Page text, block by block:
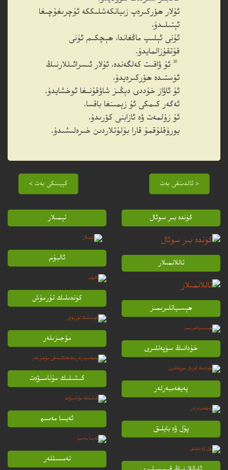
ئۇلار ھۆركىرەپ زىيانكەشلىككە ئۇچرىغۇچىغا
ئېتىلىدۇ،
ئۇنى ئېلىپ ماڭغاندا، ھېچكىم ئۇنى
قۇتقۇزالمايدۇ.
30 ئۇ ۋاقىت كەلگەندە، ئۇلار ئىسرائىللارنىڭ
ئۈستىدە ھۆركىرەيدۇ،
ئۇ ئاۋاز خۇددى دېڭىز شاۋقۇنىغا ئوخشايدۇ.
ئەگەر كىمكى ئۇ زېمىنغا باقسا،
ئۇ زۇلمەت ۋە ئازابنى كۆرىدۇ،
يورۇقلۇقمۇ قارا بۇلۇتلاردىن خىرەلىشىدۇ.
< ئالدىنقى بەت كېيىنكى بەت >
كۈندە بىر سوئال
تاللانمىلار
ھېسىياتلىرىمىز
خۇدانىڭ سۈپەتلىرى
پەيغەمبەرلەر
پۇل ۋە بايلىق
تېمىلار
ئالبۇم
كۈندىلىك تۇرمۇش
مۆجىزىلەر
كىشىلىك مۇناسىۋەت
ئەيسا مەسىھ
تەمسىللەر